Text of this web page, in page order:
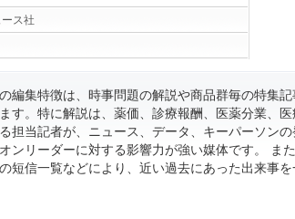
ス社
編集特徴は、時事問題の解説や商品群毎の特集
す。特に解説は、薬価、診療報酬、医薬分業、
担当記者が、ニュース、データ、キーパーソン
ンリーダーに対する影響力が強い媒体です。 ま
短信一覧などにより、近い過去にあった出来事を